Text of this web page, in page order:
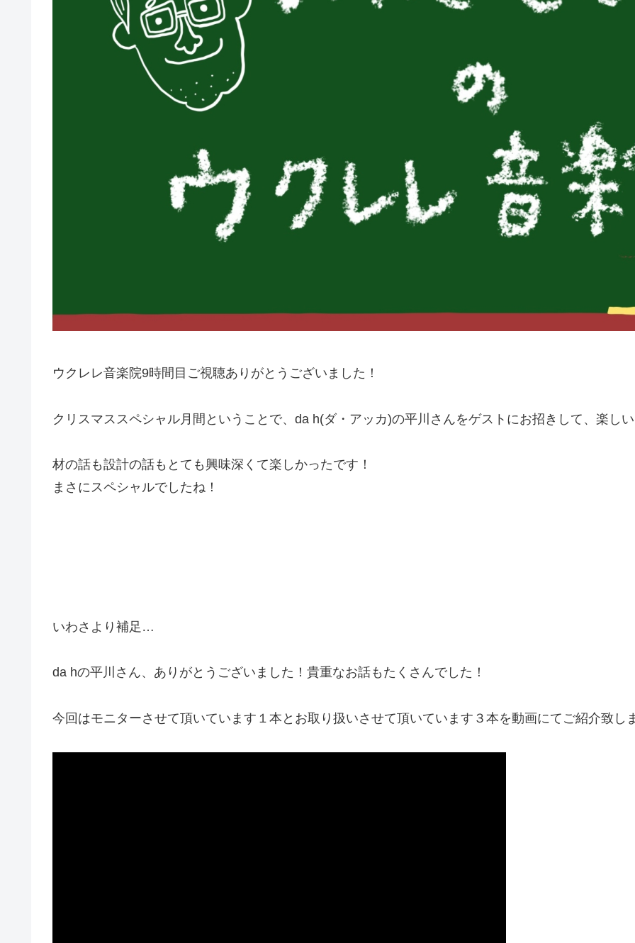
ウクレレ音楽院9時間目ご視聴ありがとうございました！
クリスマススペシャル月間ということで、da h(ダ・アッカ)の平川さんをゲストにお招きして、楽し
材の話も設計の話もとても興味深くて楽しかったです！
まさにスペシャルでしたね！
いわさより補足…
da hの平川さん、ありがとうございました！貴重なお話もたくさんでした！
今回はモニターさせて頂いています１本とお取り扱いさせて頂いています３本を動画にてご紹介致し